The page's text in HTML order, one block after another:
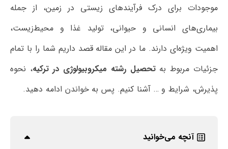
موجودات برای درک فرآیندهای زیستی در زمین، از جمله
بیماری‌های انسانی و حیوانی، تولید غذا و محیط‌زیست،
اهمیت ویژه‌ای دارند. ما در این مقاله قصد داریم شما را با تمام
جزئیات مربوط بهتحصیل رشته میکروبیولوژی در ترکیه، نحوه
پذیرش، شرایط و … آشنا کنیم. پس به خواندن ادامه دهید.
آنچه می‌خوانید